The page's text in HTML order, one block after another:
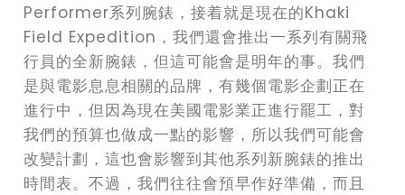
Performer系列腕錶，接着就是現在的Khaki
Field Expedition，我們還會推出一系列有關飛
行員的全新腕錶，但這可能會是明年的事。我們
是與電影息息相關的品牌，有幾個電影企劃正在
進行中，但因為現在美國電影業正進行罷工，對
我們的預算也做成一點的影響，所以我們可能會
改變計劃，這也會影響到其他系列新腕錶的推出
時間表。不過，我們往往會預早作好準備，而且